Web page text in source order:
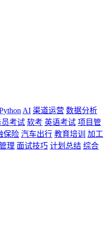
AI 渠道运营 数据分析
员考试 软考 英语考试 项目管
保险 汽车出行 教育培训
加工
理 面试技巧 计划总结 综合